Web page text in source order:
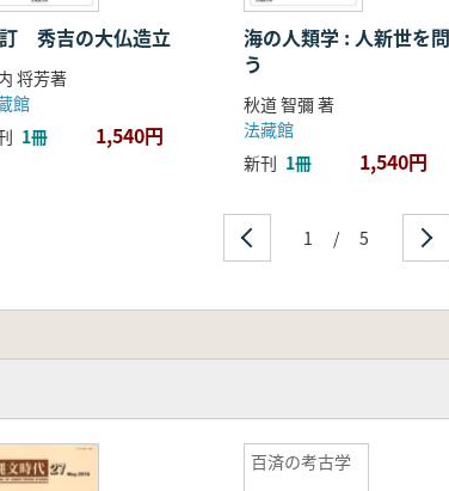
秀吉の大仏造立
将芳著
館
1冊 1,540円
海の人類学 : 人新世を問
う
秋道 智彌 著
法藏館
新刊 1冊 1,540円
1 / 5
百済の考古学